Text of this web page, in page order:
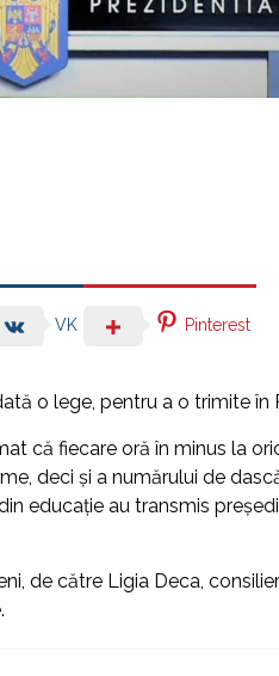
VK Pinterest
o lege, pentru a o trimite în
că fiecare oră în minus la
deci și a numărului de
educație au transmis
de către Ligia Deca,